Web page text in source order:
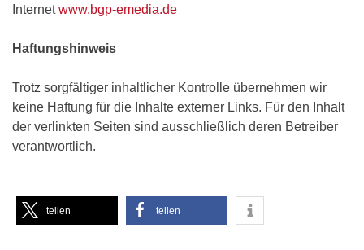
Internetwww.bgp-emedia.de
Haftungshinweis
Trotz sorgfältiger inhaltlicher Kontrolle übernehmen wir
keine Haftung für die Inhalte externer Links. Für den Inhalt
der verlinkten Seiten sind ausschließlich deren Betreiber
verantwortlich.
teilen teilen